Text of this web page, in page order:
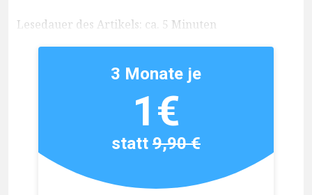
Lesedauer des Artikels: ca. 5 Minuten
3 Monate je
1€
statt9,90 €